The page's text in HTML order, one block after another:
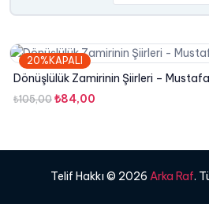
20%KAPALI
Dönüşlülük Zamirinin Şiirleri –
₺105,00 Orijinal
₺84,00
₺84,00.
Telif Hakkı © 2026 Arka Raf.